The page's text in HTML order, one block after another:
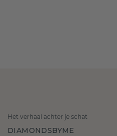
Het verhaal achter je schat
DIAMONDSBYME